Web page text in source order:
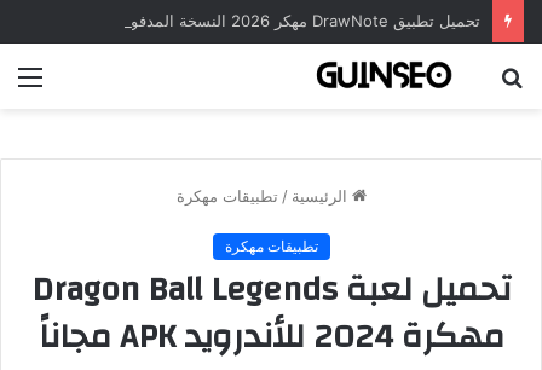
الرئيسية / تطبيقات مهكرة
تطبيقات مهكرة
تحميل لعبة Dragon Ball Legends
مهكرة 2024 للأندرويد APK مجاناً